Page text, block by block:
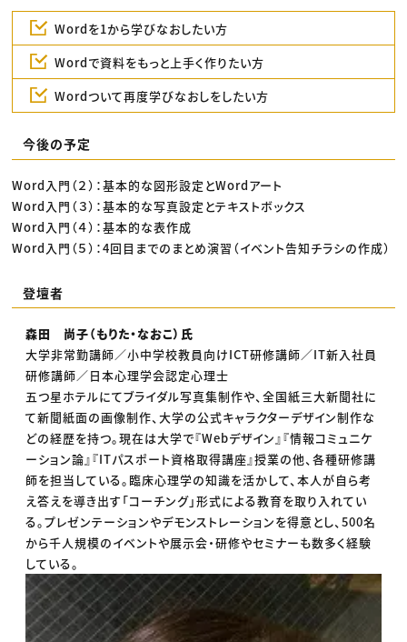
Wordを1から学びなおしたい方
Wordで資料をもっと上手く作りたい方
Wordついて再度学びなおしをしたい方
今後の予定
Word入門（２）：基本的な図形設定とWordアート
Word入門（３）：基本的な写真設定とテキストボックス
Word入門（４）：基本的な表作成
Word入門（５）：4回目までのまとめ演習（イベント告知チラシの作成）
登壇者
森田 尚子（もりた・なおこ）氏
大学非常勤講師／小中学校教員向けICT研修講師／IT新入社員
研修講師／日本心理学会認定心理士
五つ星ホテルにてブライダル写真集制作や、全国紙三大新聞社に
て新聞紙面の画像制作、大学の公式キャラクターデザイン制作な
どの経歴を持つ。現在は大学で『Webデザイン』『情報コミュニケ
ーション論』『ITパスポート資格取得講座』授業の他、各種研修講
師を担当している。臨床心理学の知識を活かして、本人が自ら考
え答えを導き出す「コーチング」形式による教育を取り入れてい
る。プレゼンテーションやデモンストレーションを得意とし、500名
から千人規模のイベントや展示会・研修やセミナーも数多く経験
している。